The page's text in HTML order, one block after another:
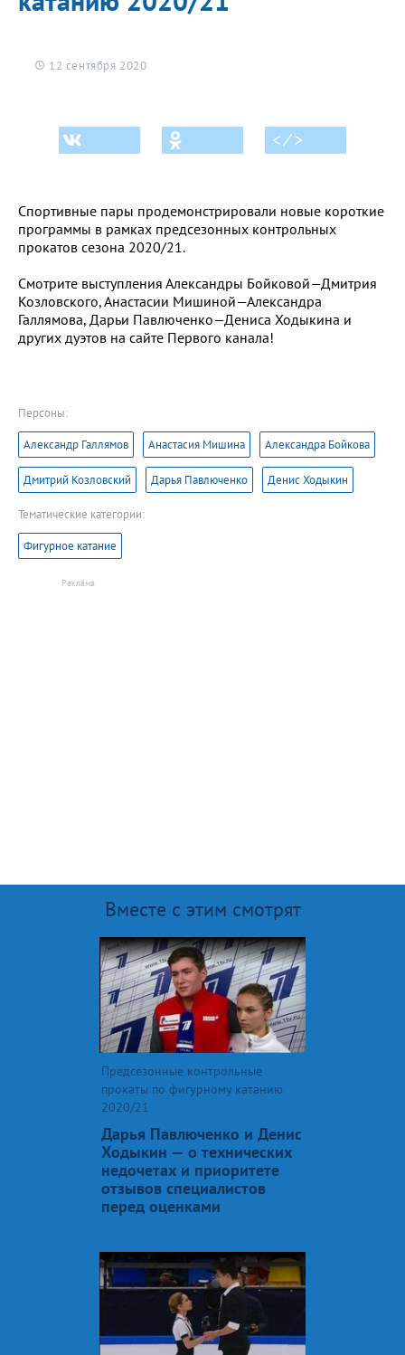
12 сентября 2020
< ⁄ >
Спортивные пары продемонстрировали новые короткие
программы в рамках предсезонных контрольных
прокатов сезона 2020/21.
Смотрите выступления Александры Бойковой—Дмитрия
Козловского, Анастасии Мишиной—Александра
Галлямова, Дарьи Павлюченко—Дениса Ходыкина и
других дуэтов на сайте Первого канала!
Персоны:
Александр Галлямов Анастасия Мишина Александра Бойкова
Дмитрий Козловский Дарья Павлюченко Денис Ходыкин
Тематические категории:
Фигурное катание
Вместе с этим смотрят
Предсезонные контрольные
прокаты по фигурному катанию
2020/21
Дарья Павлюченко и Денис
Ходыкин — о технических
недочетах и приоритете
отзывов специалистов
перед оценками